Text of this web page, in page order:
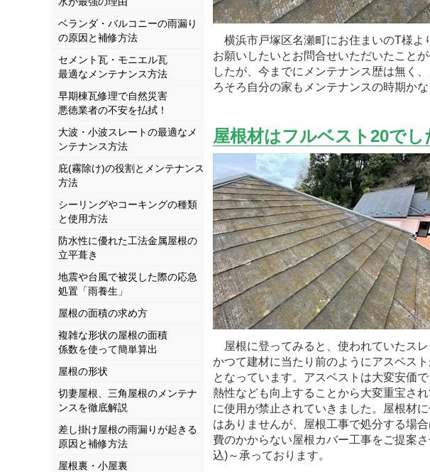
ベランダ・バルコニーの雨漏り
の原因と補修方法
セメント瓦・モニエル瓦
最適なメンテナンス方法
早期棟瓦修理で自然災害
悪徳業者の不安を払拭！
大波・小波スレートの最適なメ
ンテナンス方法
庇(霧除け)の役割とメンテナンス
方法
シーリングやコーキングの種類
と使用方法
防水性に優れた工法金属屋根の
立平葺き
地震や台風で被災した際の応急
処置「雨養生」
屋根の面積の求め方
複雑な形状の屋根の面積
係数を使って簡単算出
屋根の形状
切妻屋根、三角屋根のメンテナ
ンスを徹底解説
差し掛け屋根の雨漏りが起きる
原因と補修方法
屋根裏・小屋裏
横浜市戸塚区名瀬町にお住まいのT様よ
お願いしたいとお問合せいただいたこと
したが、今までにメンテナンス歴は無く
ろそろ自分の家もメンテナンスの時期かな
屋根材はフルベスト20でし
屋根に登ってみると、使われていたスレ
かつて建材に当たり前のようにアスベス
となっています。アスベストは大変安価
熱性なども向上することから大変重宝さ
に使用が禁止されていきました。屋根材
はありませんが、屋根工事で処分する場
費のかからない屋根カバー工事をご提案さ
込)～承っております。